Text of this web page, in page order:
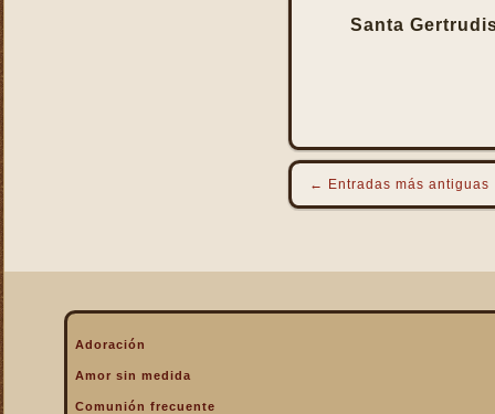
Santa
← Entradas más antiguas
Adoración
Amor sin medida
Comunión frecuente